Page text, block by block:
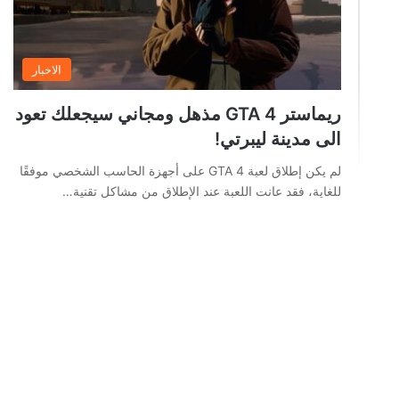
الاخبار
ريماستر GTA 4 مذهل ومجاني سيجعلك تعود
الى مدينة ليبرتي!
لم يكن إطلاق لعبة GTA 4 على أجهزة الحاسب الشخصي موفقًا
للغاية، فقد عانت اللعبة عند الإطلاق من مشاكل تقنية…